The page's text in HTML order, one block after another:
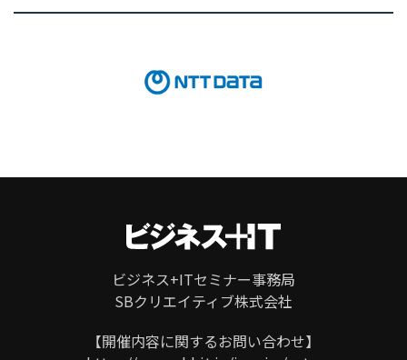
ビジネス+ITセミナー事務局
SBクリエイティブ株式会社
【開催内容に関するお問い合わせ】